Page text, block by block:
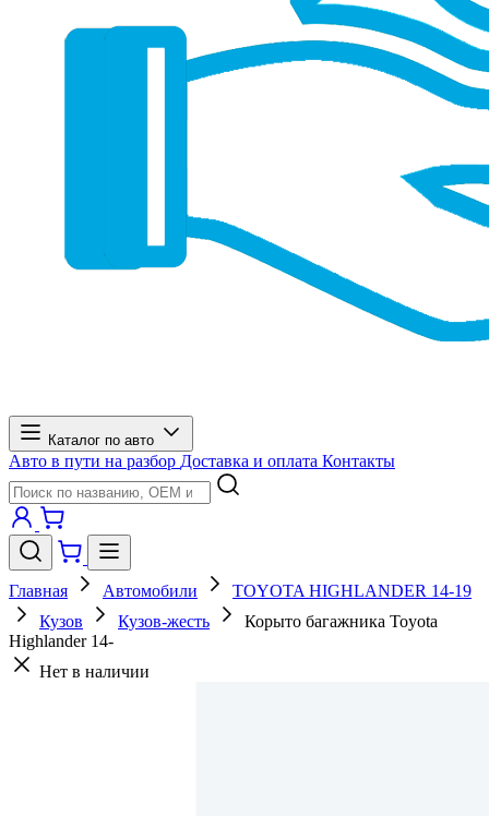
Каталог по авто
Авто в пути на разбор Доставка и оплата Контакты
Главная Автомобили
TOYOTA HIGHLANDER 14-19
Кузов
Кузов-жесть
Корыто багажника Toyota
Highlander 14-
Нет в наличии